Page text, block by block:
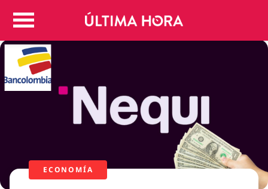
Colombia
Judicial
Deportes
Mundo
ECONOMÍA